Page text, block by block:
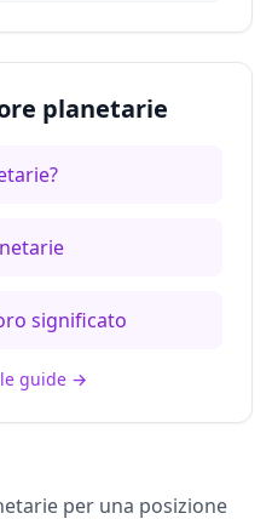
planetarie
significato
guide→
per una posizione